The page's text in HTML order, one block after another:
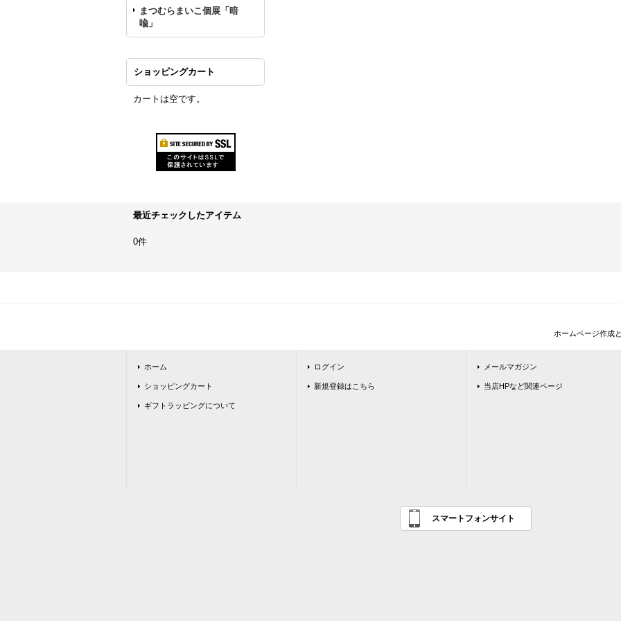
まつむらまいこ個展「暗
喩」
ショッピングカート
カートは空です。
最近チェックしたアイテム
0件
ホームページ作成
ホーム
ショッピングカート
ギフトラッピングについて
ログイン
新規登録はこちら
メールマガジン
当店HPなど関連ページ
スマートフォンサイト